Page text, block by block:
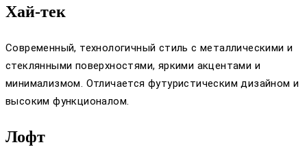
Хай-тек
Современный, технологичный стиль с металлическими и
стеклянными поверхностями, яркими акцентами и
минимализмом. Отличается футуристическим дизайном и
высоким функционалом.
Лофт